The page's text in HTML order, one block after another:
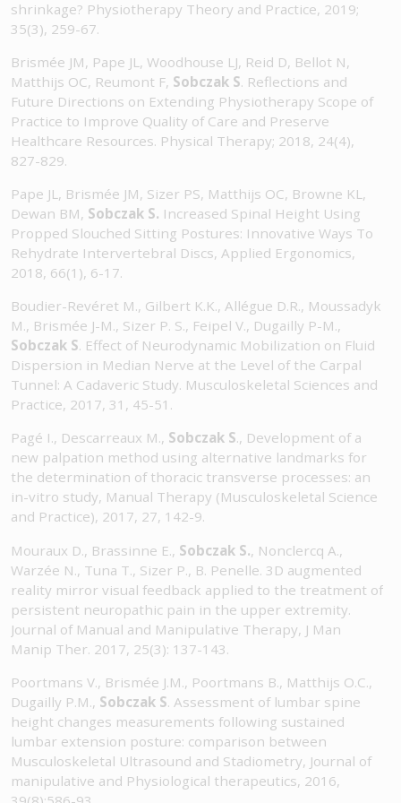
shrinkage? Physiotherapy Theory and Practice, 2019;
35(3), 259-67.
Brismée JM, Pape JL, Woodhouse LJ, Reid D, Bellot N,
Matthijs OC, Reumont F, Sobczak S. Reflections and
Future Directions on Extending Physiotherapy Scope of
Practice to Improve Quality of Care and Preserve
Healthcare Resources. Physical Therapy; 2018, 24(4),
827-829.
Pape JL, Brismée JM, Sizer PS, Matthijs OC, Browne KL,
Dewan BM, Sobczak S. Increased Spinal Height Using
Propped Slouched Sitting Postures: Innovative Ways To
Rehydrate Intervertebral Discs, Applied Ergonomics,
2018, 66(1), 6-17.
Boudier-Revéret M., Gilbert K.K., Allégue D.R., Moussadyk
M., Brismée J-M., Sizer P. S., Feipel V., Dugailly P-M.,
Sobczak S. Effect of Neurodynamic Mobilization on Fluid
Dispersion in Median Nerve at the Level of the Carpal
Tunnel: A Cadaveric Study. Musculoskeletal Sciences and
Practice, 2017, 31, 45-51.
Pagé I., Descarreaux M., Sobczak S., Development of a
new palpation method using alternative landmarks for
the determination of thoracic transverse processes: an
in-vitro study, Manual Therapy (Musculoskeletal Science
and Practice), 2017, 27, 142-9.
Mouraux D., Brassinne E., Sobczak S., Nonclercq A.,
Warzée N., Tuna T., Sizer P., B. Penelle. 3D augmented
reality mirror visual feedback applied to the treatment of
persistent neuropathic pain in the upper extremity.
Journal of Manual and Manipulative Therapy, J Man
Manip Ther. 2017, 25(3): 137-143.
Poortmans V., Brismée J.M., Poortmans B., Matthijs O.C.,
Dugailly P.M., Sobczak S. Assessment of lumbar spine
height changes measurements following sustained
lumbar extension posture: comparison between
Musculoskeletal Ultrasound and Stadiometry, Journal of
manipulative and Physiological therapeutics, 2016,